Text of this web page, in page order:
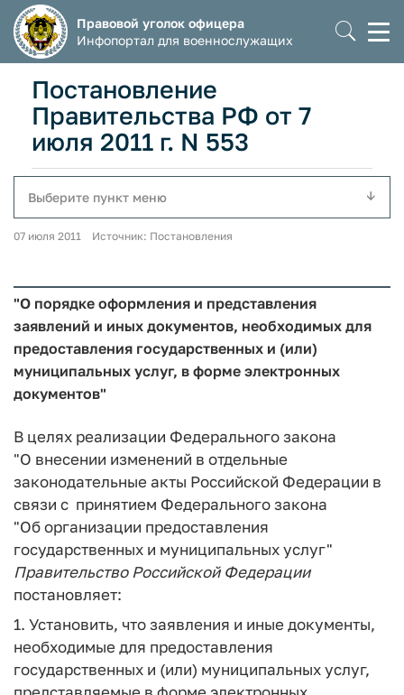
Правовой уголок офицера
Инфопортал для военнослужащих
Постановление
Правительства РФ от 7
июля 2011 г. N 553
Выберите пункт меню
07 июля 2011 Источник: Постановления
"О порядке оформления и представления
заявлений и иных документов, необходимых для
предоставления государственных и (или)
муниципальных услуг, в форме электронных
документов"
В целях реализации Федерального закона
"О внесении изменений в отдельные
законодательные акты Российской Федерации в
связи с принятием Федерального закона
"Об организации предоставления
государственных и муниципальных услуг"
Правительство Российской Федерации
постановляет:
1. Установить, что заявления и иные документы,
необходимые для предоставления
государственных и (или) муниципальных услуг,